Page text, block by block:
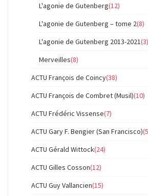
L'agonie de Gutenberg(12)
L'agonie de Gutenberg – tome 2(8)
L'agonie de Gutenberg 2013-2021(3)
Merveilles(8)
ACTU François de Coincy(38)
ACTU François de Combret (Musil)(10)
ACTU Frédéric Vissense(7)
ACTU Gary F. Bengier (San Francisco)
ACTU Gérald Wittock(24)
ACTU Gilles Cosson(12)
ACTU Guy Vallancien(15)